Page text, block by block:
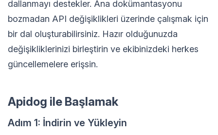
dallanmayı destekler. Ana dokümantasyonu
bozmadan API değişiklikleri üzerinde çalışmak için
bir dal oluşturabilirsiniz. Hazır olduğunuzda
değişikliklerinizi birleştirin ve ekibinizdeki herkes
güncellemelere erişsin.
Apidog ile Başlamak
Adım 1: İndirin ve Yükleyin